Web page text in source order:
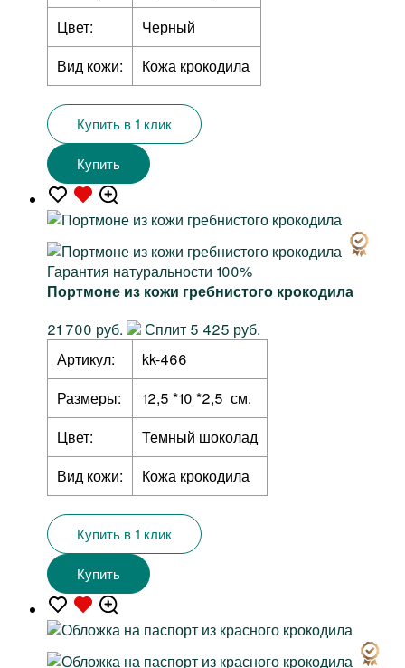
Цвет:
Черный
Вид кожи:
Кожа крокодила
Купить в 1 клик
Купить
Гарантия натуральности 100%
Портмоне из кожи гребнистого крокодила
21 700 руб.
Сплит 5 425 руб.
Артикул:
kk-466
Размеры:
12,5 *10 *2,5 см.
Цвет:
Темный шоколад
Вид кожи:
Кожа крокодила
Купить в 1 клик
Купить